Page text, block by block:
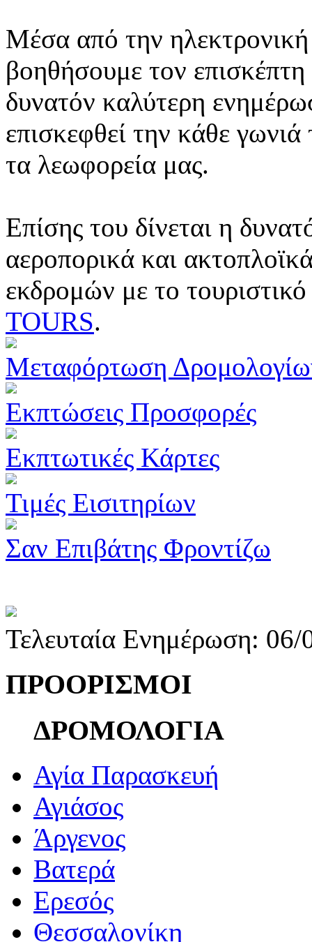
Μέσα από την ηλεκτρονική
βοηθήσουμε τον
δυνατόν καλύτερη
επισκεφθεί την κάθε
τα λεωφορεία μας.
Επίσης του δίνεται η
αεροπορικά και
εκδρομών με το
TOURS.
Μεταφόρτωση
Εκπτώσεις Προσφορές
Εκπτωτικές Κάρτες
Τιμές Εισιτηρίων
Σαν Επιβάτης Φροντίζω
Τελευταία Ενημέρωση:
ΠΡΟΟΡΙΣΜΟΙ
ΔΡΟΜΟΛΟΓΙΑ
Αγία Παρασκευή
Αγιάσος
Άργενος
Βατερά
Ερεσός
Θεσσαλονίκη